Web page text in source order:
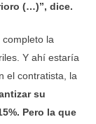
(…)”, dice.
la
Y ahí estaría
el contratista, la
su
Pero la que